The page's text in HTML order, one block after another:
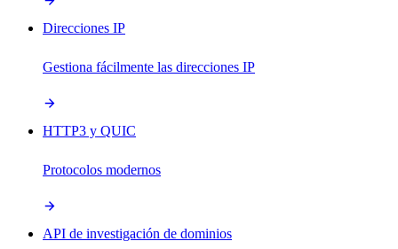
Direcciones IP
Gestiona fácilmente las direcciones IP
HTTP3 y QUIC
Protocolos modernos
API de investigación de dominios